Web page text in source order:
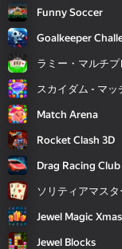
Funny Soccer
Goalkeeper
ラミー・マルチプ
スカイダム - マッ
Match Arena
Rocket Clash 3D
Drag Racing Club
ソリティアマスタ
Jewel Magic Xmas
Jewel Blocks